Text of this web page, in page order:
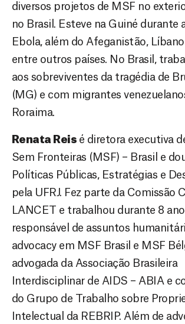
diversos projetos de MSF no
no Brasil. Esteve na Guiné durante
Ebola, além do Afeganistão,
entre outros países. No Brasil,
aos sobreviventes da tragédia de
(MG) e com migrantes
Roraima.
Renata Reis é diretora executiva
Sem Fronteiras (MSF) – Brasil e
Políticas Públicas, Estratégias e
pela UFRJ. Fez parte da Comissão
LANCET e trabalhou durante 8
responsável de assuntos
advocacy em MSF Brasil e MSF
advogada da Associação Brasileira
Interdisciplinar de AIDS – ABIA e
do Grupo de Trabalho sobre
Intelectual da REBRIP. Além de